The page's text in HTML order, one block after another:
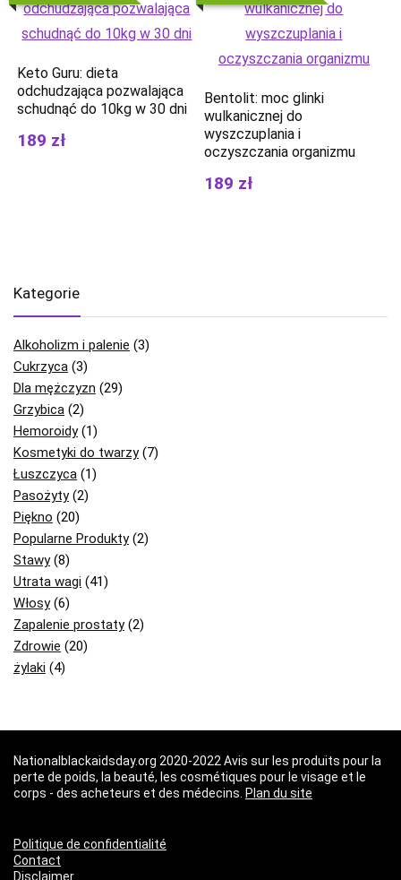
Keto Guru: dieta
odchudzająca pozwalająca
schudnąć do 10kg w 30 dni
189 zł
Bentolit: moc glinki
wulkanicznej do
wyszczuplania i
oczyszczania organizmu
189 zł
Kategorie
Alkoholizm i palenie (3)
Cukrzyca (3)
Dla mężczyzn (29)
Grzybica (2)
Hemoroidy(1)
Kosmetyki do twarzy(7)
Łuszczyca (1)
Pasożyty(2)
Piękno (20)
Popularne Produkty(2)
Stawy(8)
Utrata wagi (41)
Włosy(6)
Zapalenie prostaty(2)
Zdrowie (20)
żylaki (4)
Nationalblackaidsday.org 2020-2022 Avis sur les produits pour la
perte de poids, la beauté, les cosmétiques pour le visage et le
corps - des acheteurs et des médecins. Plan du site
Politique de confidentialité
Contact
Disclaimer